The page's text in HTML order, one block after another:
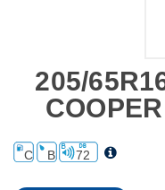
205/
C B 72